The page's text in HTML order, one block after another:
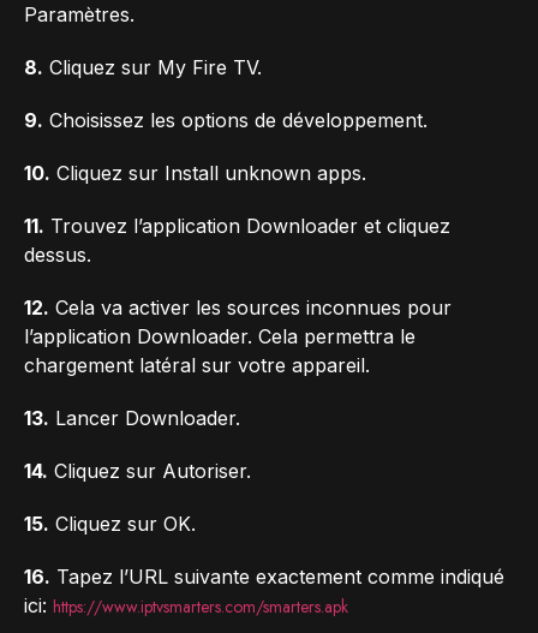
Paramètres.
8. Cliquez sur My Fire TV.
9. Choisissez les options de développement.
10. Cliquez sur Install unknown apps.
11. Trouvez l’application Downloader et cliquez
dessus.
12. Cela va activer les sources inconnues pour
l’application Downloader. Cela permettra le
chargement latéral sur votre appareil.
13. Lancer Downloader.
14. Cliquez sur Autoriser.
15. Cliquez sur OK.
16. Tapez l’URL suivante exactement comme indiqué
ici: https://www.iptvsmarters.com/smarters.apk